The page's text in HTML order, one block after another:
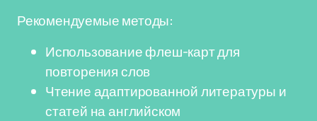
Рекомендуемые методы:
Использование флеш-карт для
повторения слов
Чтение адаптированной литературы и
статей на английском